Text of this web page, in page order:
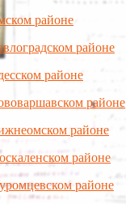
районе
районе
районе
районе
районе
районе
районе